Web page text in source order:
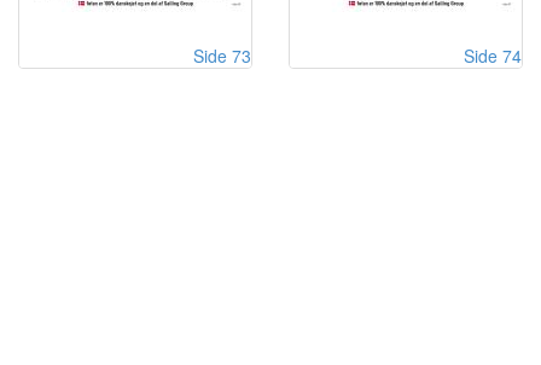
Side 73 Side 74